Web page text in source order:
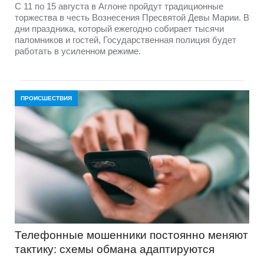
С 11 по 15 августа в Аглоне пройдут традиционные
торжества в честь Вознесения Пресвятой Девы Марии. В
дни праздника, который ежегодно собирает тысячи
паломников и гостей, Государственная полиция будет
работать в усиленном режиме.
ПРОИСШЕСТВИЯ
Телефонные мошенники постоянно меняют
тактику: схемы обмана адаптируются